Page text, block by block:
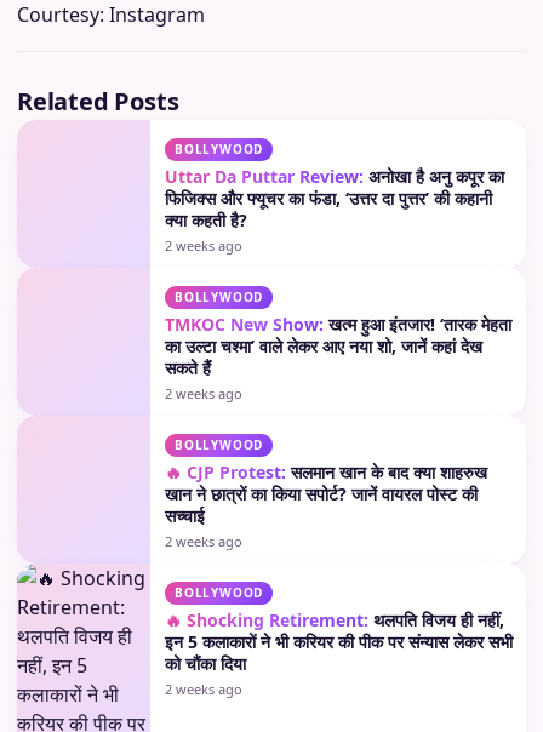
Courtesy: Instagram
Related Posts
BOLLYWOOD
Uttar Da Puttar Review: अनोखा है अनु कपूर का
फिजिक्स और फ्यूचर का फंडा, ‘उत्तर दा पुत्तर’ की कहानी
क्या कहती है?
2 weeks ago
BOLLYWOOD
TMKOC New Show: खत्म हुआ इंतजार! ‘तारक मेहता
का उल्टा चश्मा’ वाले लेकर आए नया शो, जानें कहां देख
सकते हैं
2 weeks ago
BOLLYWOOD
🔥 CJP Protest: सलमान खान के बाद क्या शाहरुख
खान ने छात्रों का किया सपोर्ट? जानें वायरल पोस्ट की
सच्चाई
2 weeks ago
BOLLYWOOD
🔥 Shocking Retirement: थलपति विजय ही नहीं,
इन 5 कलाकारों ने भी करियर की पीक पर संन्यास लेकर सभी
को चौंका दिया
2 weeks ago